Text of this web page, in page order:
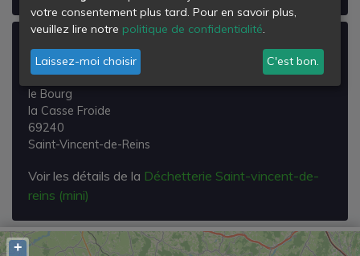
Déchetterie Saint-vincent-de-reins
(mini)
le Bourg
la Casse Froide
69240
Saint-Vincent-de-Reins
Voir les détails de la Déchetterie Saint-vincent-de-
reins (mini)
+
votre consentement plus tard. Pour en savoir plus,
veuillez lire notre politique de confidentialité.
Laissez-moi choisir C'est bon.